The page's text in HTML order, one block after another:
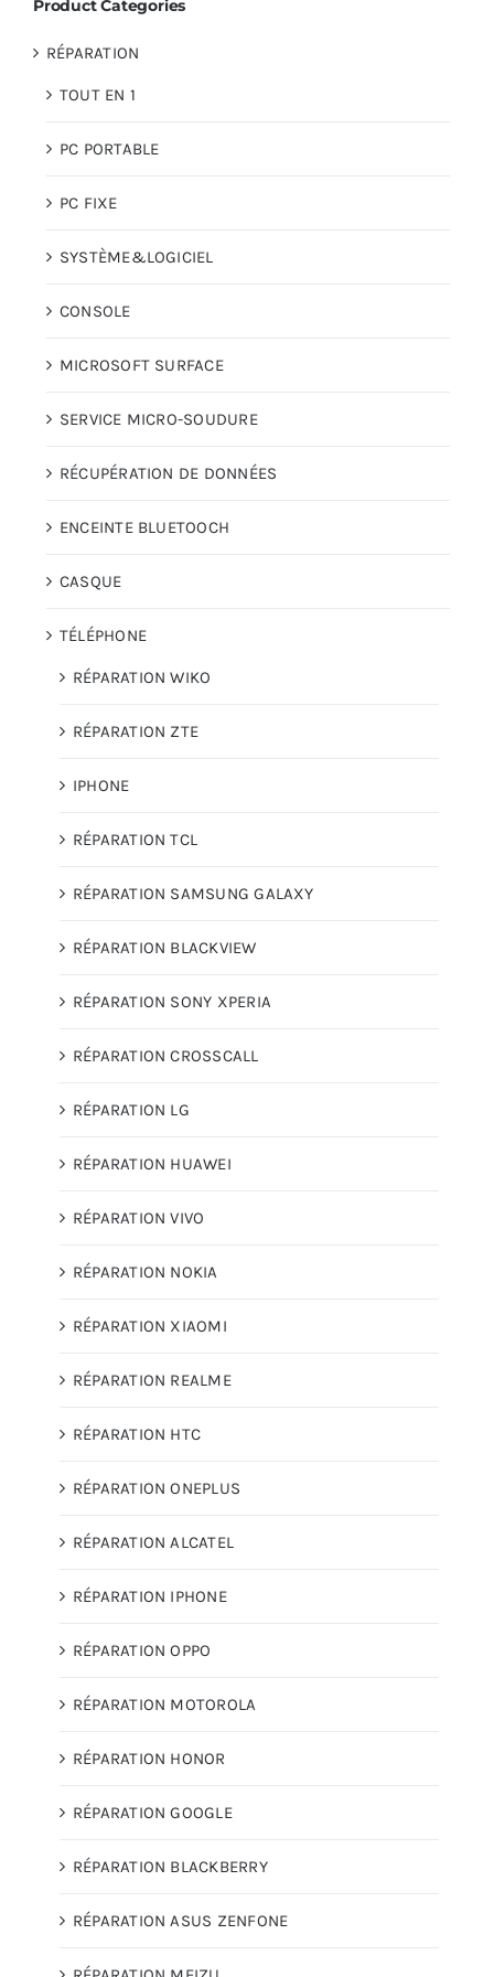
AUDIO
PROMOTION
Product Categories
RÉPARATION
TOUT EN 1
PC PORTABLE
PC FIXE
SYSTÈME&LOGICIEL
CONSOLE
MICROSOFT SURFACE
SERVICE MICRO-SOUDURE
RÉCUPÉRATION DE DONNÉES
ENCEINTE BLUETOOCH
CASQUE
TÉLÉPHONE
RÉPARATION WIKO
RÉPARATION ZTE
IPHONE
RÉPARATION TCL
RÉPARATION SAMSUNG GALAXY
RÉPARATION BLACKVIEW
RÉPARATION SONY XPERIA
RÉPARATION CROSSCALL
RÉPARATION LG
RÉPARATION HUAWEI
RÉPARATION VIVO
RÉPARATION NOKIA
RÉPARATION XIAOMI
RÉPARATION REALME
RÉPARATION HTC
RÉPARATION ONEPLUS
RÉPARATION ALCATEL
RÉPARATION IPHONE
RÉPARATION OPPO
RÉPARATION MOTOROLA
RÉPARATION HONOR
RÉPARATION GOOGLE
RÉPARATION BLACKBERRY
RÉPARATION ASUS ZENFONE